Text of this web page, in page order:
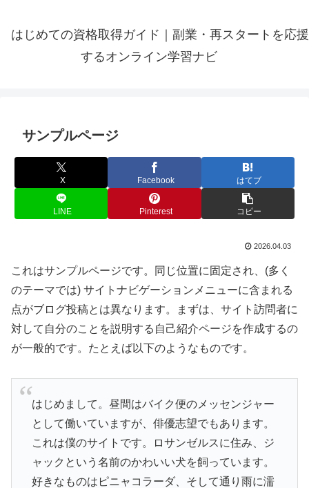
はじめての資格取得ガイド｜副業・再スタートを応援
するオンライン学習ナビ
サンプルページ
X Facebook はてブ
LINE Pinterest コピー
2026.04.03
これはサンプルページです。同じ位置に固定され、(多く
のテーマでは) サイトナビゲーションメニューに含まれる
点がブログ投稿とは異なります。まずは、サイト訪問者に
対して自分のことを説明する自己紹介ページを作成するの
が一般的です。たとえば以下のようなものです。
はじめまして。昼間はバイク便のメッセンジャー
として働いていますが、俳優志望でもあります。
これは僕のサイトです。ロサンゼルスに住み、ジ
ャックという名前のかわいい犬を飼っています。
好きなものはピニャコラーダ、そして通り雨に濡